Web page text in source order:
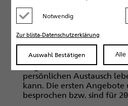
Abstimmungen und
immer von Vorteil ist. Fakt
und den Auswirkungen
zumindest bis Mitte - Ende
aktuellen
es nun eine wichtige
Angebote, die teilweise
persönlichen Austausch
kann. Die ersten Angebote
besprochen bzw. sind für
Notwendig
Zur blista-Datenschutzerklärung
Auswahl Bestätigen Alle